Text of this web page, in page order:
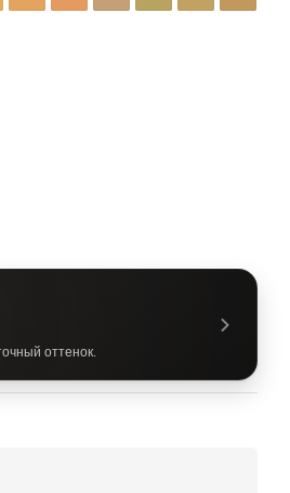
оттенок.